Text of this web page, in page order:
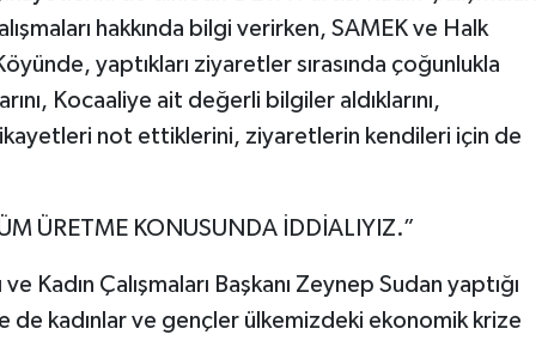
hakkında bilgi verirken, SAMEK ve Halk
yaptıkları ziyaretler sırasında çoğunlukla
Kocaaliye ait değerli bilgiler aldıklarını,
not ettiklerini, ziyaretlerin kendileri için de
ÜRETME KONUSUNDA İDDİALIYIZ.”
ve Kadın Çalışmaları Başkanı Zeynep Sudan yaptığı
de kadınlar ve gençler ülkemizdeki ekonomik krize